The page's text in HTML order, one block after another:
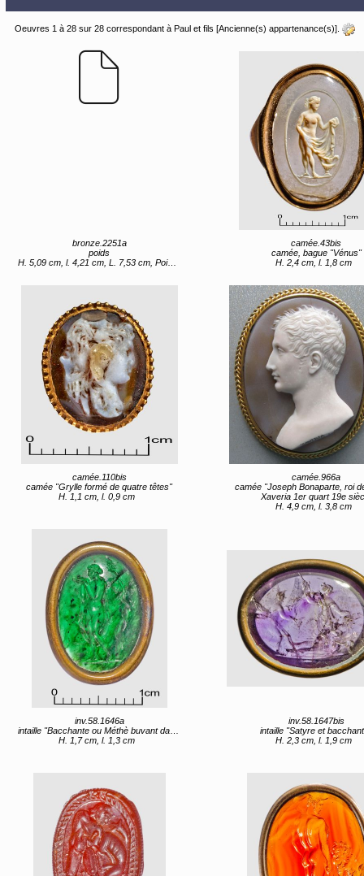
Oeuvres 1 à 28 sur 28 correspondant à Paul et fils [Ancienne(s) appartenance(s)].
bronze.2251a
poids
H. 5,09 cm, l. 4,21 cm, L. 7,53 cm, Poids 878,2 g
camée.43bis
camée, bague "Vénus"
H. 2,4 cm, l. 1,8 cm
camée.110bis
camée "Grylle formé de quatre têtes"
H. 1,1 cm, l. 0,9 cm
camée.966a
camée "Joseph Bonaparte, roi de
Xaveria 1er quart 19e
H. 4,9 cm, l. 3,8 cm
inv.58.1646a
intaille "Bacchante ou Méthè buvant dans une coupe"
H. 1,7 cm, l. 1,3 cm
inv.58.1647bis
intaille "Satyre et
H. 2,3 cm, l. 1,9 cm